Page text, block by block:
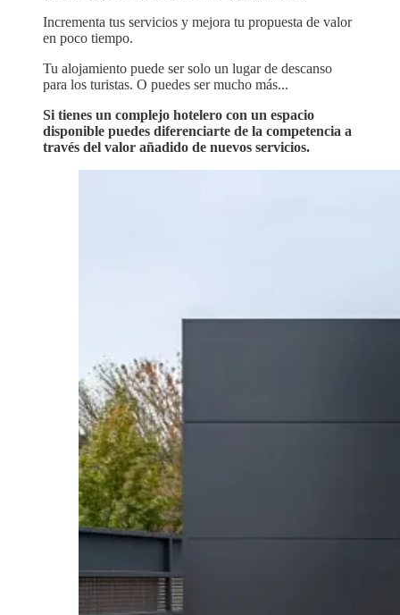
Incrementa tus servicios y mejora tu propuesta de valor
en poco tiempo.
Tu alojamiento puede ser solo un lugar de descanso
para los turistas. O puedes ser mucho más...
Si tienes un complejo hotelero con un espacio
disponible puedes diferenciarte de la competencia a
través del valor añadido de nuevos servicios.